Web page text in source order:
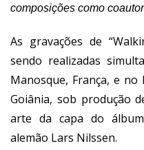
composições como
As gravações de
sendo realizadas
Manosque, França, e
Goiânia, sob produção
arte da capa do
alemão Lars Nilssen.